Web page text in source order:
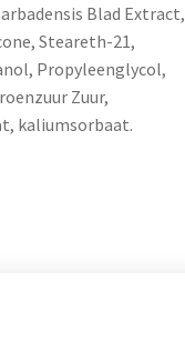
Blad Extract,
Steareth-21,
Propyleenglycol,
Zuur,
kaliumsorbaat.